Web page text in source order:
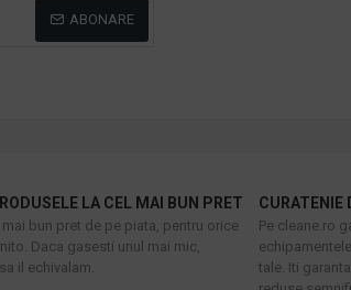
ABONARE
LA CEL MAI BUN PRET
bun pret de pe piata, pentru orice
Daca gasesti unul mai mic,
il echivalam.
CURATENIE
Pe cleane.ro
tale. Iti